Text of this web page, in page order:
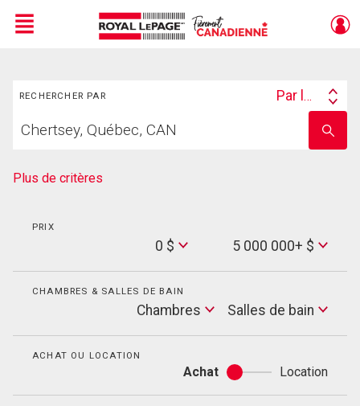
Menu
RECHERCHER PAR
Search
Par lieu
votre
nom
Plus de critères
PRIX
0 $
Max
Price
5 000 000+ $
CHAMBRES & SALLES DE BAIN
Chambres
Salles
de
Salles de bain
ACHAT OU LOCATION
Achat
Achat
ou
Location